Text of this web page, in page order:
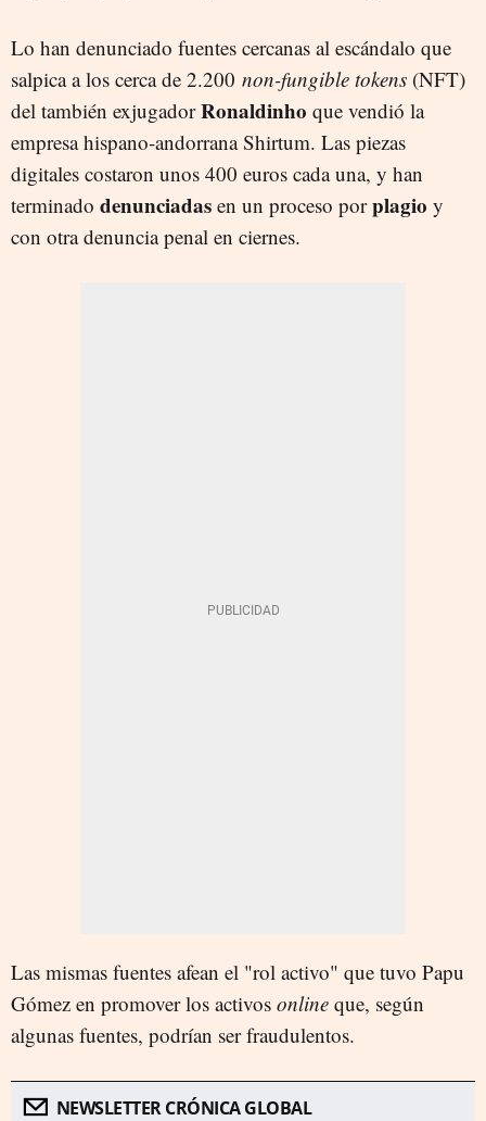
Lo han denunciado fuentes cercanas al escándalo que
salpica a los cerca de 2.200 non-fungible tokens (NFT)
del también exjugadorRonaldinho que vendió la
empresa hispano-andorrana Shirtum. Las piezas
digitales costaron unos 400 euros cada una, y han
terminado denunciadas en un proceso porplagio y
con otra denuncia penal en ciernes.
Las mismas fuentes afean el "rol activo" que tuvo Papu
Gómez en promover los activos online que, según
algunas fuentes, podrían ser fraudulentos.
NEWSLETTER CRÓNICA GLOBAL